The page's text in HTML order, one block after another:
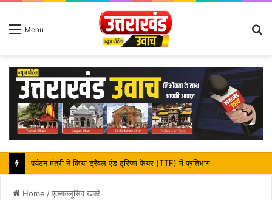
Menu
महापौर शंभू पासवान के जन्मदिवस पर क्षेत्र में विकास की सौगात
Home /एक्सक्लूसिव खबरें